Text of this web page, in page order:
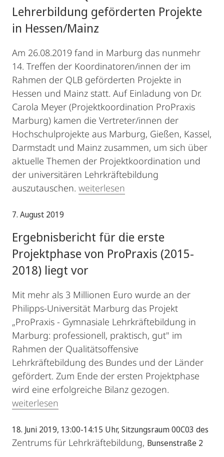
Lehrerbildung geförderten Projekte
in Hessen/Mainz
Am 26.08.2019 fand in Marburg das nunmehr
14. Treffen der Koordinatoren/innen der im
Rahmen der QLB geförderten Projekte in
Hessen und Mainz statt. Auf Einladung von Dr.
Carola Meyer (Projektkoordination ProPraxis
Marburg) kamen die Vertreter/innen der
Hochschulprojekte aus Marburg, Gießen, Kassel,
Darmstadt und Mainz zusammen, um sich über
aktuelle Themen der Projektkoordination und
der universitären Lehrkräftebildung
auszutauschen. weiterlesen
7. August 2019
Ergebnisbericht für die erste
Projektphase von ProPraxis (2015-
2018) liegt vor
Mit mehr als 3 Millionen Euro wurde an der
Philipps-Universität Marburg das Projekt
„ProPraxis - Gymnasiale Lehrkräftebildung in
Marburg: professionell, praktisch, gut" im
Rahmen der Qualitätsoffensive
Lehrkräftebildung des Bundes und der Länder
gefördert. Zum Ende der ersten Projektphase
wird eine erfolgreiche Bilanz gezogen.
weiterlesen
18. Juni 2019, 13:00-14:15 Uhr, Sitzungsraum 00C03 des
Zentrums für Lehrkräftebildung, Bunsenstraße 2